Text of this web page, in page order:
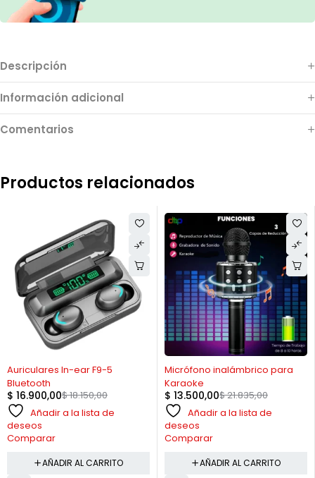
Descripción
Información adicional
Comentarios
Productos relacionados
Auriculares In-ear F9-5
Bluetooth
$18.150,00
$ 16.900,00
Añadir a la lista de
deseos
Comparar
AÑADIR AL CARRITO
-38%
Micrófono inalámbrico para
Karaoke
$21.835,00
$ 13.500,00
Añadir a la lista de
deseos
Comparar
AÑADIR AL CARRITO